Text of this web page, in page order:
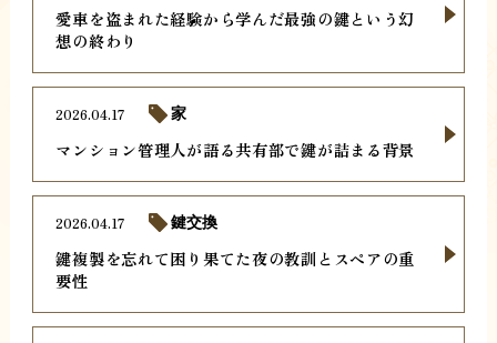
愛車を盗まれた経験から学んだ最強の鍵という幻
想の終わり
マンション管理人が語る共有部で鍵が詰まる背景
2026.04.17 家
鍵複製を忘れて困り果てた夜の教訓とスペアの重
要性
2026.04.17 鍵交換